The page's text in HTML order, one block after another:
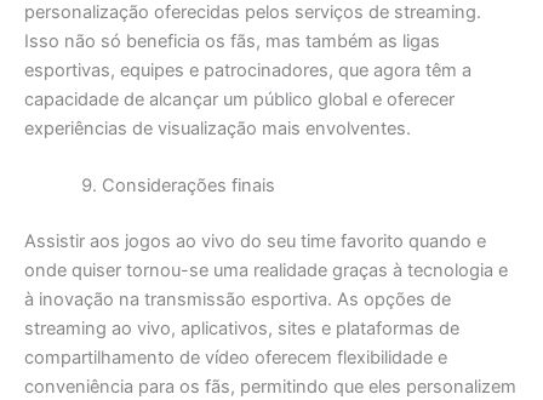
personalização oferecidas pelos serviços de streaming.
Isso não só beneficia os fãs, mas também as ligas
esportivas, equipes e patrocinadores, que agora têm a
capacidade de alcançar um público global e oferecer
experiências de visualização mais envolventes.
Considerações finais
Assistir aos jogos ao vivo do seu time favorito quando e
onde quiser tornou-se uma realidade graças à tecnologia e
à inovação na transmissão esportiva. As opções de
streaming ao vivo, aplicativos, sites e plataformas de
compartilhamento de vídeo oferecem flexibilidade e
conveniência para os fãs, permitindo que eles personalizem